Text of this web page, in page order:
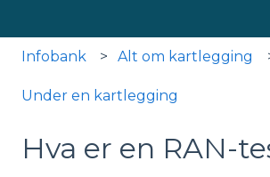
Infobank Alt om kartlegging
Under en kartlegging
Hva er en RAN-